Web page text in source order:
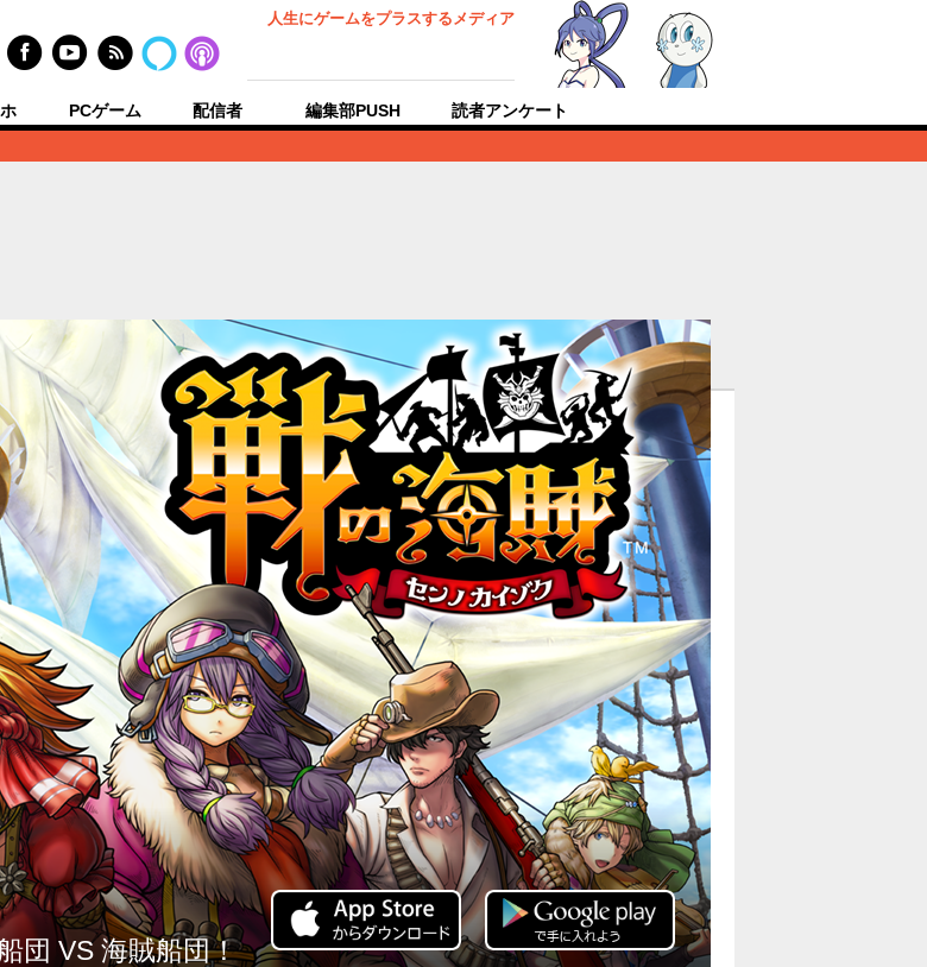
人生にゲームをプラスするメディア
PCゲーム 配信者 編集部PUSH 読者アンケート
するニュースまとめ一覧
団 VS 海賊船団！